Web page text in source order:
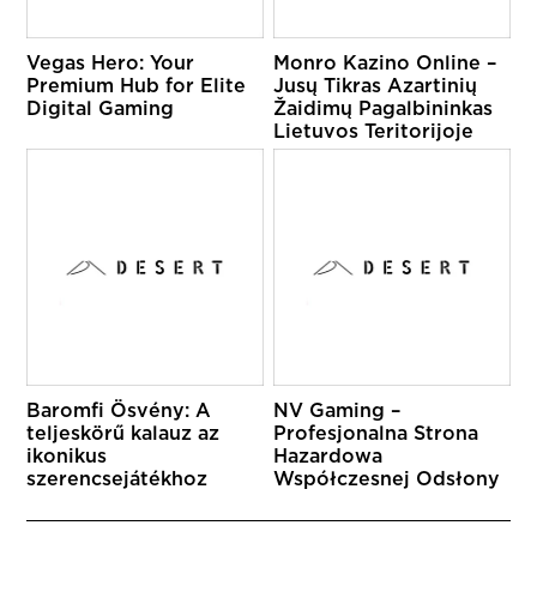
Vegas Hero: Your
Premium Hub for Elite
Digital Gaming
Monro Kazino Online –
Jusų Tikras Azartinių
Žaidimų Pagalbininkas
Lietuvos Teritorijoje
Baromfi Ösvény: A
teljeskörű kalauz az
ikonikus
szerencsejátékhoz
NV Gaming –
Profesjonalna Strona
Hazardowa
Współczesnej Odsłony